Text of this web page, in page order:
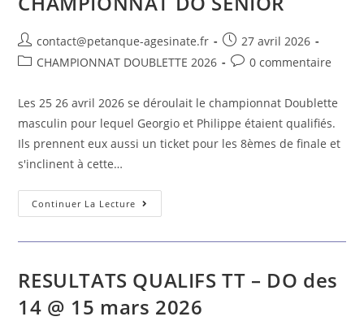
contact@petanque-agesinate.fr
27 avril 2026
CHAMPIONNAT DOUBLETTE 2026
0 commentaire
Les 25 26 avril 2026 se déroulait le championnat Doublette
masculin pour lequel Georgio et Philippe étaient qualifiés.
Ils prennent eux aussi un ticket pour les 8èmes de finale et
s'inclinent à cette…
Continuer La Lecture
RESULTATS QUALIFS TT – DO des
14 @ 15 mars 2026